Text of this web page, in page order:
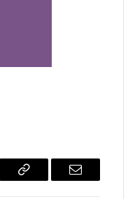
Copy
Email